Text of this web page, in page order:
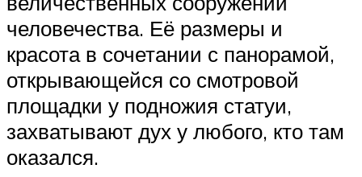
человечества. Её размеры и
красота в сочетании с панорамой,
открывающейся со смотровой
площадки у подножия статуи,
захватывают дух у любого, кто там
оказался.